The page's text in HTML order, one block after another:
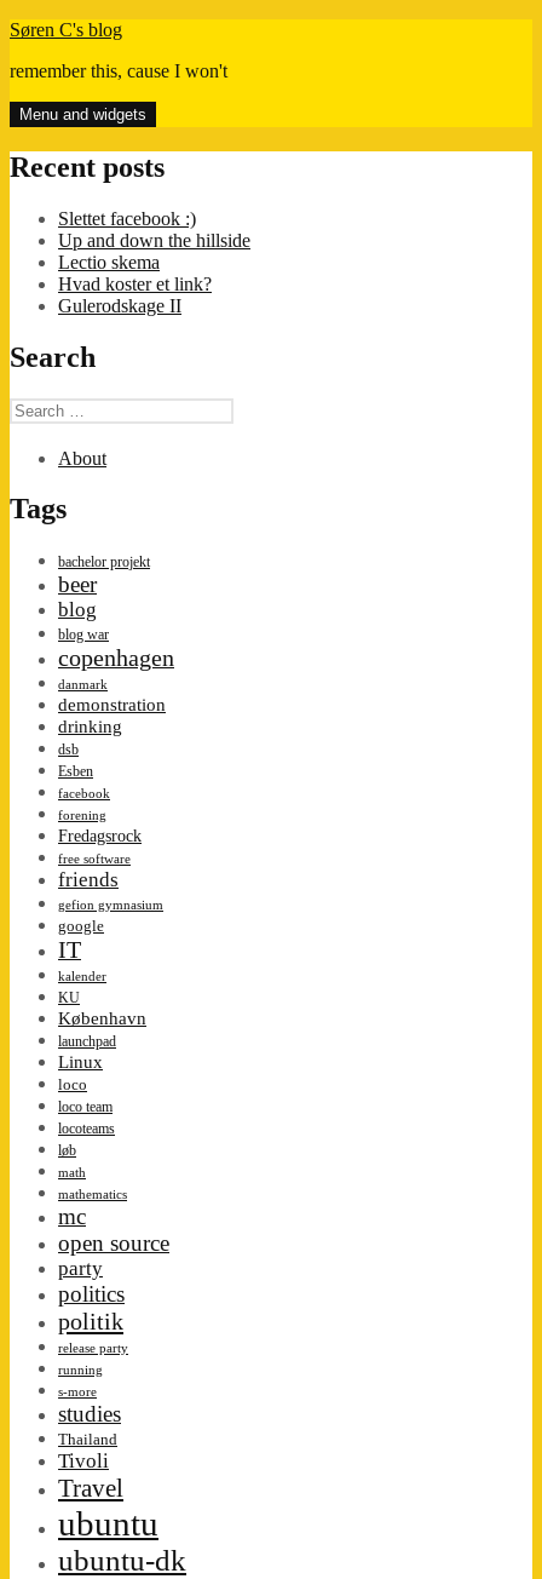
Skip
content
Søren C's blog
remember this, cause I won't
Menu and widgets
Recent posts
Slettet facebook :)
Up and down the hillside
Lectio skema
Hvad koster et link?
Gulerodskage II
Search
Search
for:
About
Tags
bachelor projekt
beer
blog
blog war
copenhagen
danmark
demonstration
drinking
dsb
Esben
facebook
forening
Fredagsrock
free software
friends
gefion gymnasium
google
IT
kalender
KU
København
launchpad
Linux
loco
loco team
locoteams
løb
math
mathematics
mc
open source
party
politics
politik
release party
running
s-more
studies
Thailand
Tivoli
Travel
ubuntu
ubuntu-dk